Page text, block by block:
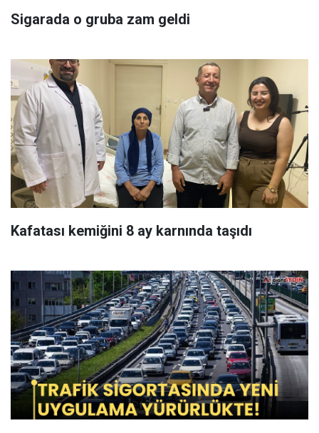
Sigarada o gruba zam geldi
Kafatası kemiğini 8 ay karnında taşıdı